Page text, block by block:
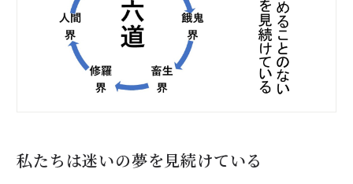
私たちは迷いの夢を見続けている